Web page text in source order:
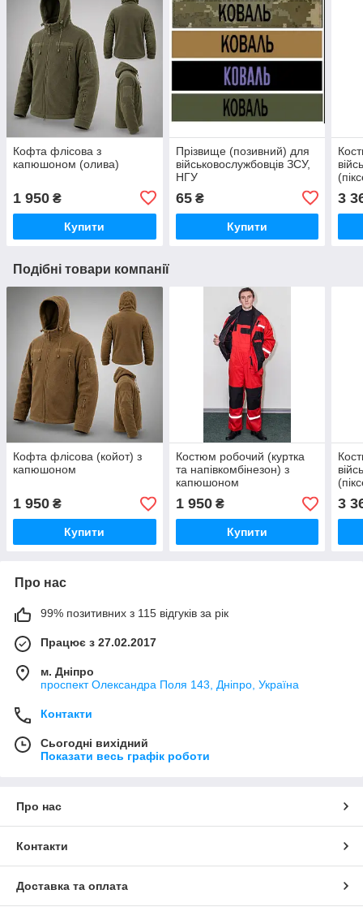
Кофта флісова з
капюшоном (олива)
1 950 ₴
Купити
Прізвище (позивний) для
військовослужбовців ЗСУ,
НГУ
65₴
Купити
3
Подібні товари компанії
Кофта флісова (койот) з
капюшоном
1 950 ₴
Купити
Костюм робочий (куртка
та напівкомбінезон) з
капюшоном
1 950₴
Купити
3
Про нас
99% позитивних з 115 відгуків за рік
Працює з 27.02.2017
м. Дніпро
проспект Олександра Поля 143, Дніпро, Україна
Контакти
Сьогодні вихідний
Показати весь графік роботи
Про нас
Контакти
Доставка та оплата